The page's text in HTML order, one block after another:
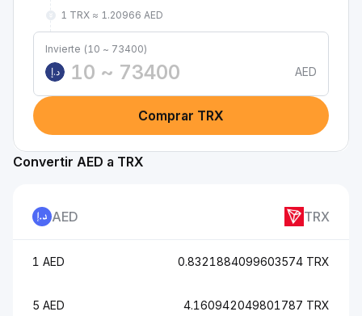
1 TRX ≈ 1.20966 AED
Invierte (10 ~ 73400)
د.إ
AED
Comprar TRX
Convertir AED a TRX
AED TRX
1 AED 0.8321884099603574 TRX
5 AED 4.160942049801787 TRX